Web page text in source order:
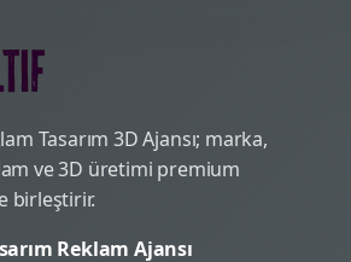
Tasarım 3D Ajansı; marka,
ve 3D üretimi premium
birleştirir.
Reklam Ajansı